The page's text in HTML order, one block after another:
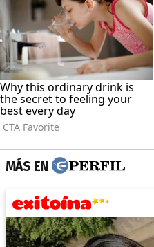
MÁS EN